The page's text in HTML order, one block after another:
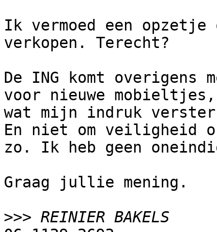
Ik vermoed een
verkopen. Terecht?
De ING komt overigens
voor nieuwe mobieltjes,
wat mijn indruk
En niet om veiligheid
zo. Ik heb geen
Graag jullie mening.
>>>